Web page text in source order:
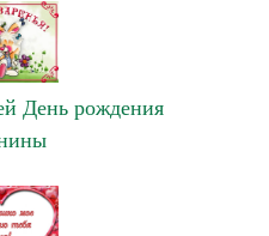
День рождения